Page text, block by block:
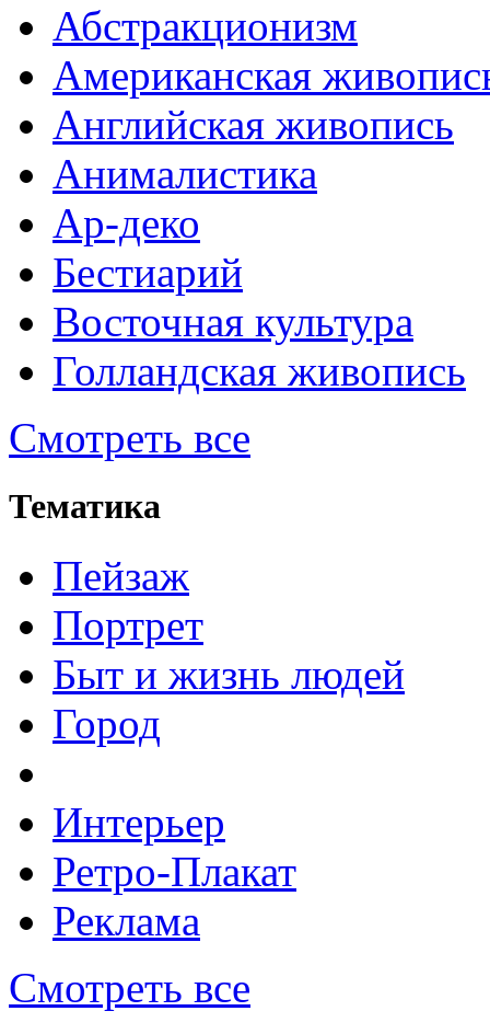
Абстракционизм
Американская
Английская живопись
Анималистика
Ар-деко
Бестиарий
Восточная культура
Голландская живопись
Смотреть все
Тематика
Пейзаж
Портрет
Быт и жизнь людей
Город
Интерьер
Ретро-Плакат
Реклама
Смотреть все